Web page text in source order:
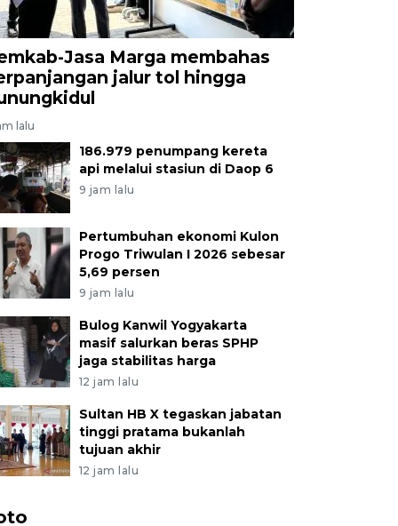
Jasa Marga membahas
jalur tol hingga
lalu
186.979 penumpang kereta
api melalui stasiun di Daop 6
9 jam lalu
Pertumbuhan ekonomi Kulon
Progo Triwulan I 2026 sebesar
5,69 persen
9 jam lalu
Bulog Kanwil Yogyakarta
masif salurkan beras SPHP
jaga stabilitas harga
12 jam lalu
Sultan HB X tegaskan jabatan
tinggi pratama bukanlah
tujuan akhir
12 jam lalu